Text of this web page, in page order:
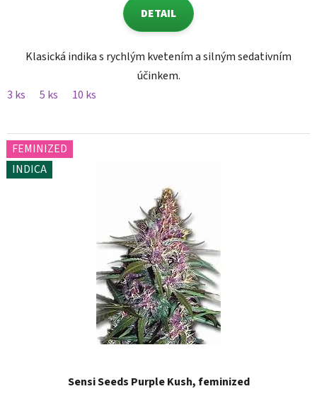
DETAIL
Klasická indika s rychlým kvetením a silným sedativním
účinkem.
3 ks
5 ks 10 ks
FEMINIZED
INDICA
Sensi Seeds Purple Kush, feminized